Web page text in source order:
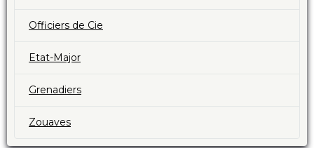
Officiers de Cie
Etat-Major
Grenadiers
Zouaves